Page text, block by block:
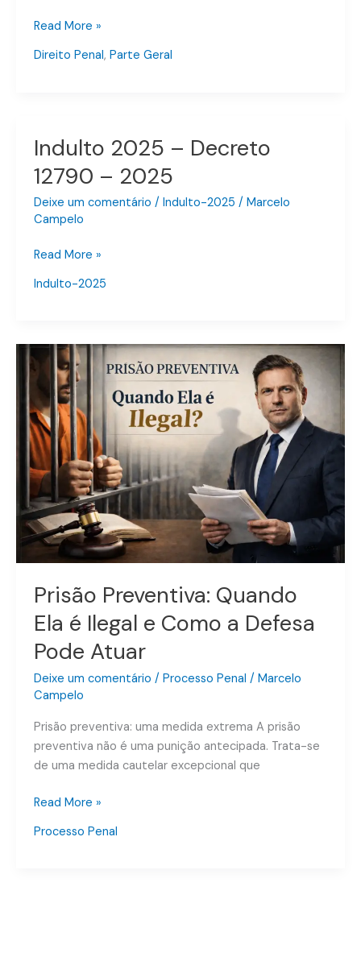
insignificância?
Read More »
Direito Penal, Parte Geral
Indulto 2025 – Decreto
12790 – 2025
Deixe um comentário / Indulto-2025 / Marcelo
Campelo
Indulto
–
Decreto
12790
2025
Read More »
Indulto-2025
Prisão Preventiva: Quando
Ela é Ilegal e Como a Defesa
Pode Atuar
Deixe um comentário / Processo Penal / Marcelo
Campelo
Prisão preventiva: uma medida extrema A prisão
preventiva não é uma punição antecipada. Trata-se
de uma medida cautelar excepcional que
Prisão
Preventiva:
Quando
Ela
é
Ilegal
e
Como
a
Defesa
Pode
Atuar
Read More »
Processo Penal